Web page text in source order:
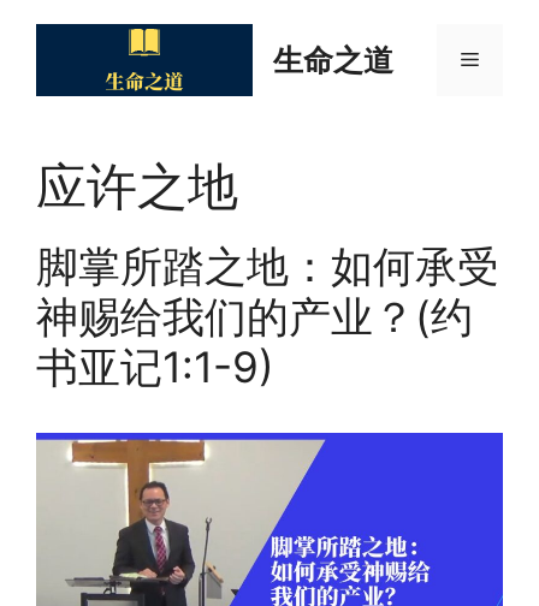
生命之道 Menu
应许之地
脚掌所踏之地：如何承受
神赐给我们的产业？(约
书亚记1:1-9)